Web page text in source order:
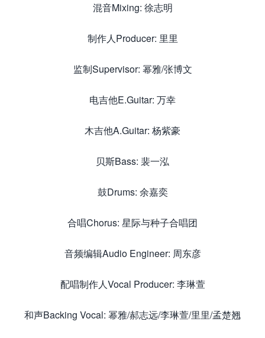
混音Mixing: 徐志明
制作人Producer: 里里
监制Supervisor: 幂雅/张博文
电吉他E.Guitar: 万幸
木吉他A.Guitar: 杨紫豪
贝斯Bass: 裴一泓
鼓Drums: 余嘉奕
合唱Chorus: 星际与种子合唱团
音频编辑Audio Engineer: 周东彦
配唱制作人Vocal Producer: 李琳萱
和声Backing Vocal: 幂雅/郝志远/李琳萱/里里/孟楚翘